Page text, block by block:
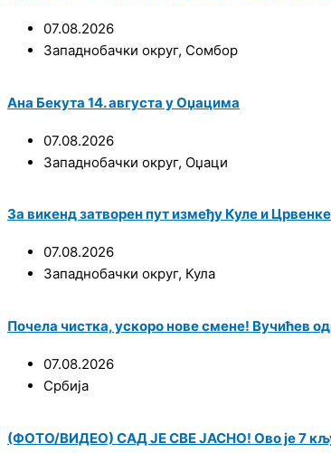
07.08.2026
Западнобачки округ, Сомбор
Ана Бекута 14. августа у Оџацима
07.08.2026
Западнобачки округ, Оџаци
За викенд затворен пут између Куле и Црвенке
07.08.2026
Западнобачки округ, Кула
Почела чистка, ускоро нове смене! Вучићев
07.08.2026
Србија
(ФОТО/ВИДЕО) САД ЈЕ СВЕ ЈАСНО! Ово је 7